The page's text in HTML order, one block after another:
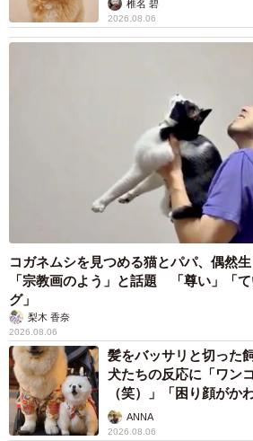
椎名 碧
2026.08.06
コガネムシを見つめる猫とパパ、偶然
「宗教画のよう」と話題 「尊い」「
グ」
梨木 香奈
2026.08.06
髪をバッサリと切った
犬たちの反応に「ワン
（笑）」「困り顔がか
ANNA
2026.08.06